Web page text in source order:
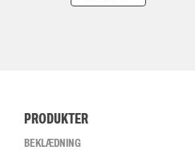
PRODUKTER
BEKLÆDNING